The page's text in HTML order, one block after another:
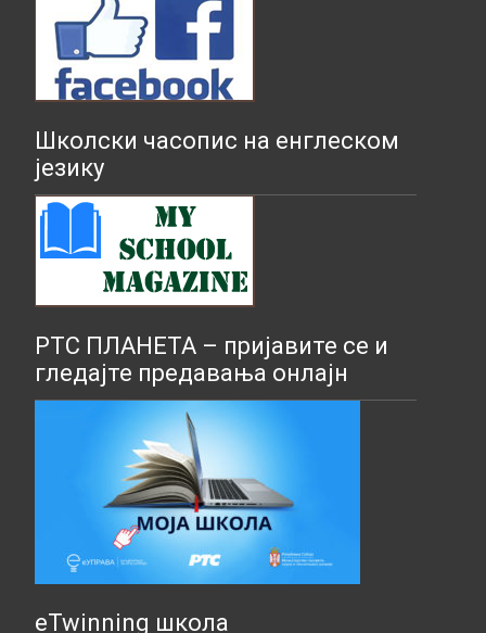
Школски часопис на енглеском
језику
РТС ПЛАНЕТА – пријавите се и
гледајте предавања онлајн
eTwinning школа